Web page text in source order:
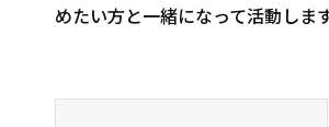
めたい方と一緒になって活動しま